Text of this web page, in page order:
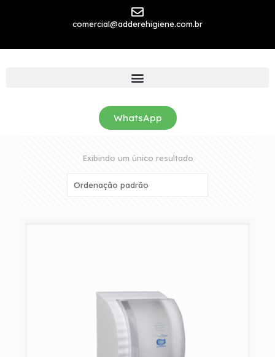
comercial@adderehigiene.com.br
WhatsApp
Exibindo um único resultado